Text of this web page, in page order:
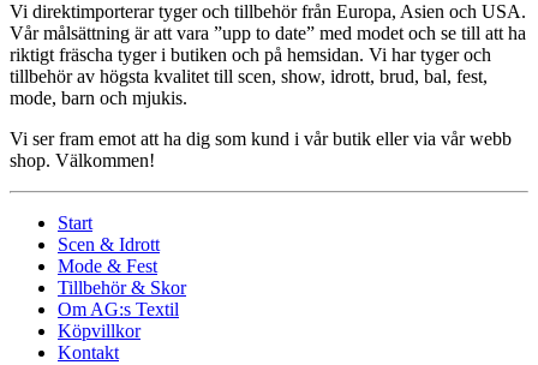
Vi direktimporterar tyger och tillbehör från Europa, Asien och USA.
Vår målsättning är att vara ”upp to date” med modet och se till att ha
riktigt fräscha tyger i butiken och på hemsidan. Vi har tyger och
tillbehör av högsta kvalitet till scen, show, idrott, brud, bal, fest,
mode, barn och mjukis.
Vi ser fram emot att ha dig som kund i vår butik eller via vår webb
shop. Välkommen!
Start
Scen & Idrott
Mode & Fest
Tillbehör & Skor
Om AG:s Textil
Köpvillkor
Kontakt